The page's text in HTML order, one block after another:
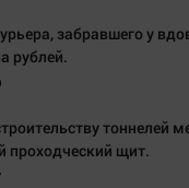
забравшего у
рублей.
тоннелей
проходческий щит.